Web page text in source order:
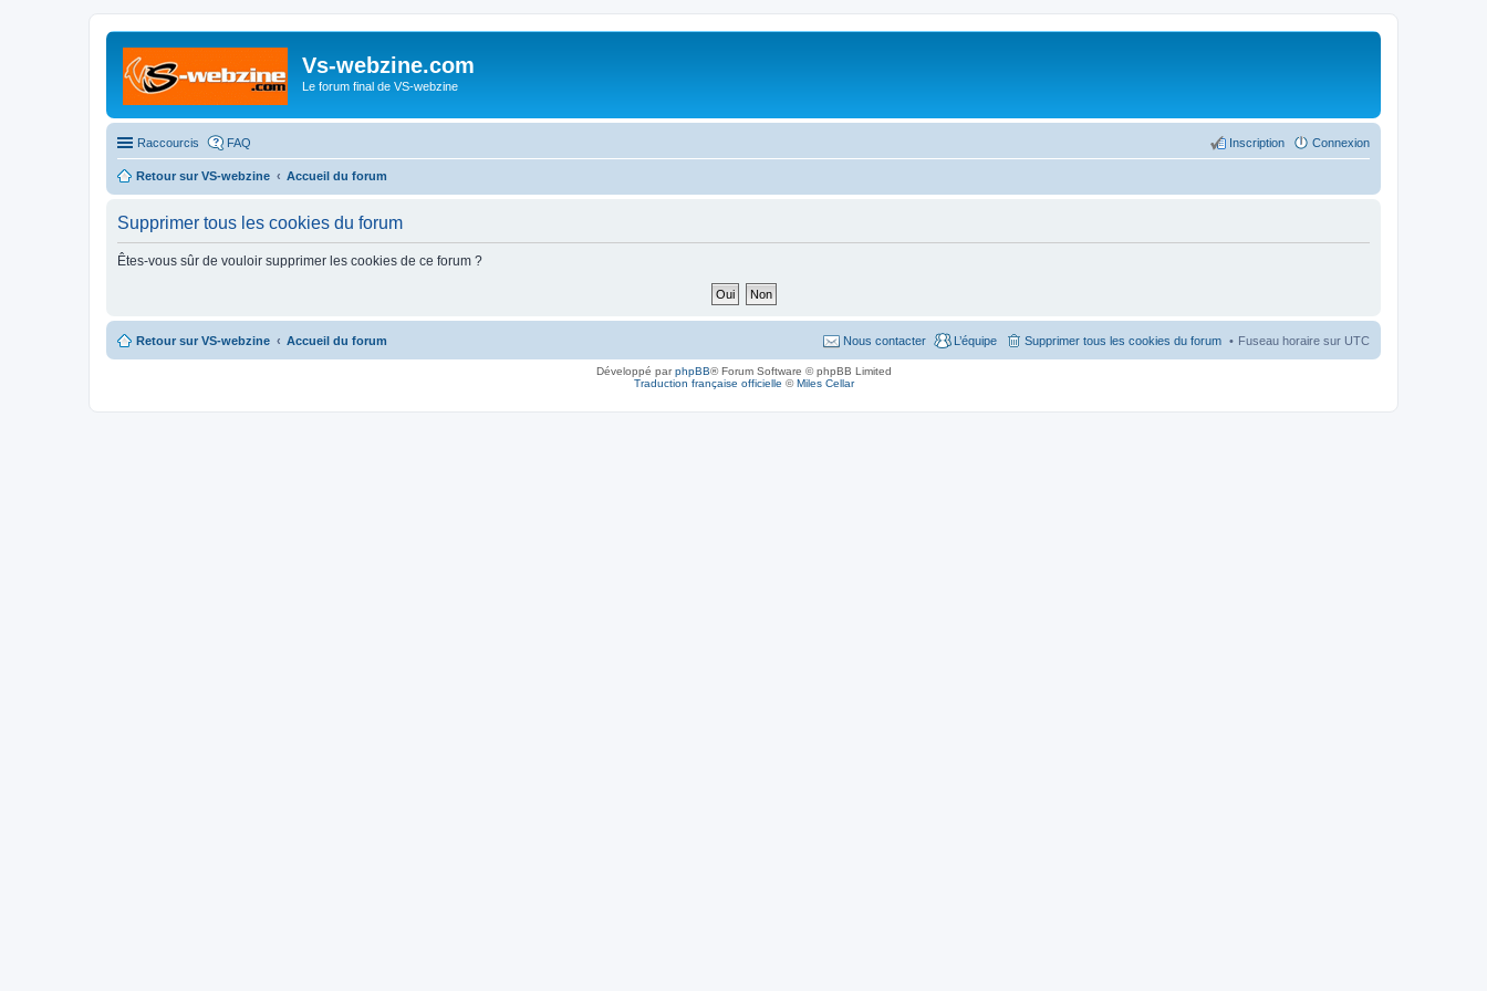
Vs-webzine.com
Le forum final de VS-webzine
Raccourcis FAQ Connexion
Inscription
Retour sur VS-webzine Accueil du forum
Supprimer tous les cookies du forum
Êtes-vous sûr de vouloir supprimer les cookies de ce forum ?
Retour sur VS-webzine Accueil du forum Fuseau horaire sur UTC
Supprimer tous les cookies du forum
L’équipe
Nous contacter
Développé parphpBB® Forum Software © phpBB Limited
Traduction française officielle ©Miles Cellar